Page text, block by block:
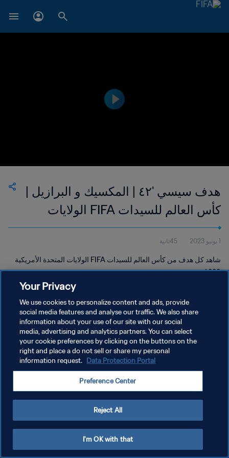
هدف سيسي '٤٢ | المكسيك و البرازيل |
كأس العالم للسيدات FIFA الولايات
المتحدة الأمريكية ١٩٩٩
1 يونيو 2023 45ثانية
شاهد كل هدف من كأس العالم للسيدات FIFA الولايات المتحدة الأمريكية
١٩٩٩.
سياسة الخصوصية
إدارة تفضيلات ملفات تعريف الارتباط
Your Privacy
We use cookies to personalize content and ads, provide
social media features and analyse our traffic. We also share
information about your use of our site with our social
media, advertising and analytics partners. You can select
your cookie preferences by clicking on the buttons on the
right and place a do not sell or share my personal
information request. Data Protection Portal
Preference Center
Reject All
I'm OK with that